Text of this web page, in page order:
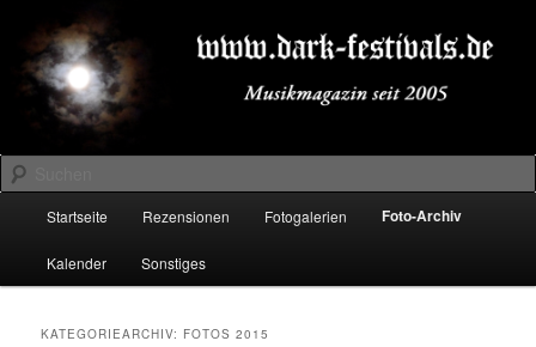
primären
Inhalt
springen
sekundären
Inhalt
springenDARK-FESTIVALS.DE
Suchen
Startseite Rezensionen Fotogalerien Foto-Archiv
Kalender Sonstiges
KATEGORIEARCHIV: FOTOS 2015